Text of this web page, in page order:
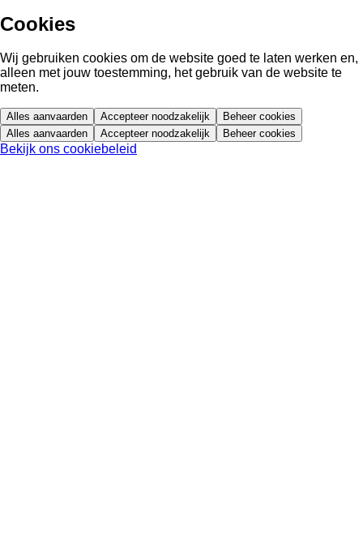
Cookies
Wij gebruiken cookies om de website goed te laten werken en,
alleen met jouw toestemming, het gebruik van de website te
meten.
Alles aanvaarden Accepteer noodzakelijk
Beheer cookies
Alles aanvaarden
Accepteer noodzakelijk Beheer cookies
Bekijk ons cookiebeleid